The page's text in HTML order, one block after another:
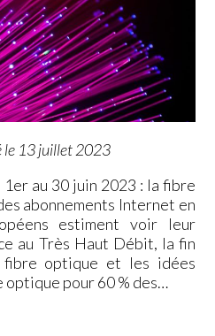
le 13 juillet 2023
1er au 30 juin 2023 : la fibre
abonnements Internet en
estiment voir leur
au Très Haut Débit, la fin
optique et les idées
optique pour 60 % des…